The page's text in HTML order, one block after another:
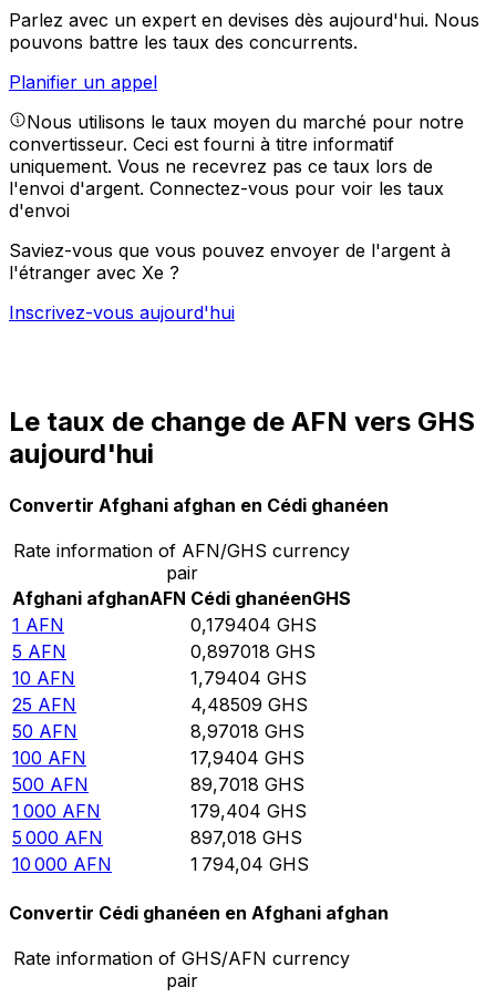
Parlez avec un expert en devises dès aujourd'hui. Nous
pouvons battre les taux des concurrents.
Planifier un appel
Nous utilisons le taux moyen du marché pour notre
convertisseur. Ceci est fourni à titre informatif
uniquement. Vous ne recevrez pas ce taux lors de
l'envoi d'argent. Connectez-vous pour voir les taux
d'envoi
Saviez-vous que vous pouvez envoyer de l'argent à
l'étranger avec Xe ?
Inscrivez-vous aujourd'hui
Le taux de change de AFN vers GHS
aujourd'hui
Convertir Afghani afghan en Cédi ghanéen
Rate information of AFN/GHS currency
pair
Afghani afghanAFN Cédi ghanéenGHS
1 AFN 0,179404 GHS
5 AFN 0,897018 GHS
10 AFN 1,79404 GHS
25 AFN 4,48509 GHS
50 AFN 8,97018 GHS
100 AFN 17,9404 GHS
500 AFN 89,7018 GHS
1 000 AFN 179,404 GHS
5 000 AFN 897,018 GHS
10 000 AFN 1 794,04 GHS
Convertir Cédi ghanéen en Afghani afghan
Rate information of GHS/AFN currency
pair